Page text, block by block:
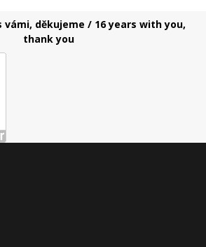
vámi, děkujeme / 16 years with you,
thank you